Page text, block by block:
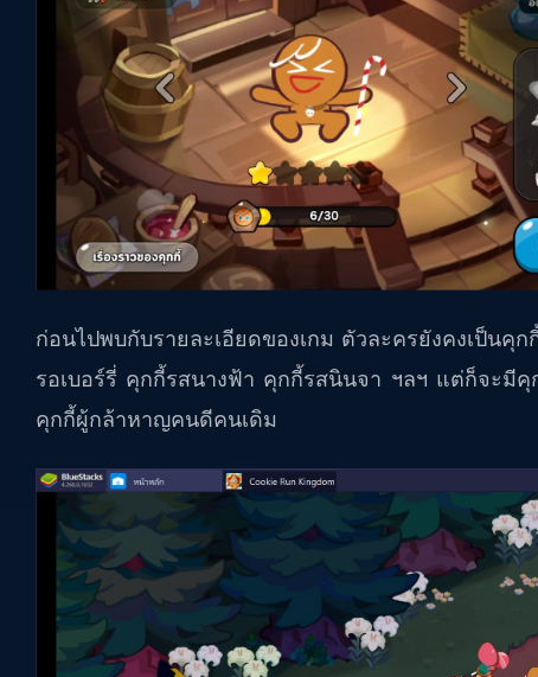
ก่อนไปพบกับรายละเอียดของเกม ตัวละครยังคงเป็นคุ
รอเบอร์รี่ คุกกี้รสนางฟ้า คุกกี้รสนินจา ฯลฯ แต่ก็จะมี
คุกกี้ผู้กล้าหาญคนดีคนเดิม